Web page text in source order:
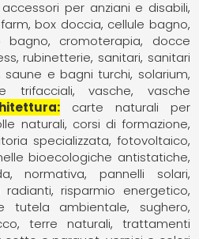
accessori per anziani e disabili
box doccia cellule bagno
bagno
cromoterapia
docce
rubinetterie sanitari sanitari
saune e bagni turchi solarium,
trifacciali
vasche
vasche
carte naturali per
naturali corsi di formazione
specializzata fotovoltaico
bioecologiche antistatiche
normativa
pannelli solari
risparmio energetico
tutela ambientale
sughero
terre naturali
trattamenti